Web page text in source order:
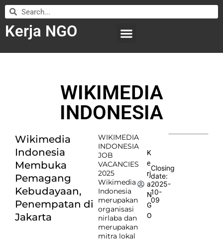
Kerja NGO
WIKIMEDIA
INDONESIA
Wikimedia
Indonesia
Membuka
Pemagang
Kebudayaan,
Penempatan di
Jakarta
WIKIMEDIA
INDONESIA
JOB
VACANCIES
2025
Wikimedia
Indonesia
merupakan
organisasi
nirlaba dan
merupakan
mitra lokal
K
e
rj
a
N
G
O
Closing
date:
2025-
10-
09